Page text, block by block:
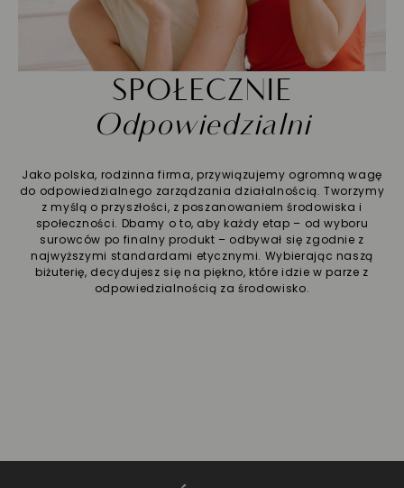
SPOŁECZNIE
Odpowiedzialni
Jako polska, rodzinna firma, przywiązujemy ogromną wagę
do odpowiedzialnego zarządzania działalnością. Tworzymy
z myślą o przyszłości, z poszanowaniem środowiska i
społeczności. Dbamy o to, aby każdy etap – od wyboru
surowców po finalny produkt – odbywał się zgodnie z
najwyższymi standardami etycznymi. Wybierając naszą
biżuterię, decydujesz się na piękno, które idzie w parze z
odpowiedzialnością za środowisko.